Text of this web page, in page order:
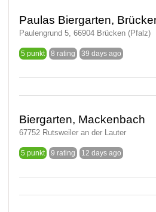
Paulas Biergarten,
Paulengrund 5, 66904 Brücken (Pfalz)
5 punkt 8 rating 39 days ago
Biergarten, Mackenbach
67752 Rutsweiler an der Lauter
5 punkt 9 rating 12 days ago